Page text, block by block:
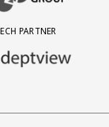
PARTNER
TECH PARTNER